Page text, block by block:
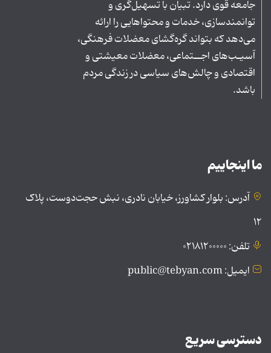
جامعه قوی دارد. تبیان با تسهیل‌گری و
توانمندسازی، خدمات و محتواهایی را ارائه
می‌دهد که بتواند گره‌گشای معضلات فرهنگی،
آسیـب‌های اجــتماعی، معضلات معیشتی و
اقتصادی و چالش‌های سیاسی در زندگی مردم
باشد.
ما اینجاییم
آدرس: بلوار کشاورز، خیابان نادری، نبش حجت‌دوست، پلاک
۱۲
تلفن: ۰۲۱۸۱۲۰۰۰۰۰
ایمیل: public@tebyan.com
دسترسی سریع